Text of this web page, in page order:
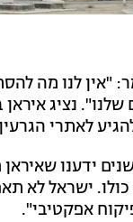
לנו מה
נציג
לאתרי
ידענו
ישראל לא
אפקטיבי".